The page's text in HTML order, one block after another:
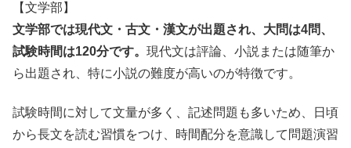
【文学部】
文学部では現代文・古文・漢文が出題され、大問は4問、
試験時間は120分です。 現代文は評論、小説または随筆か
ら出題され、特に小説の難度が高いのが特徴です。
試験時間に対して文量が多く、記述問題も多いため、日頃
から長文を読む習慣をつけ、時間配分を意識して問題演習